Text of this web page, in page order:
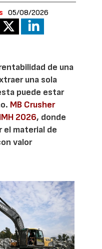
05/08/2026
de una
una sola
puede estar
MB Crusher
2026, donde
el material de
valor